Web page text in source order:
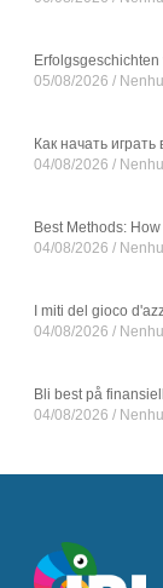
05/08/2026
Как начать
04/08/2026
Best Methods:
04/08/2026
I miti del gioco
04/08/2026
Bli best på
04/08/2026